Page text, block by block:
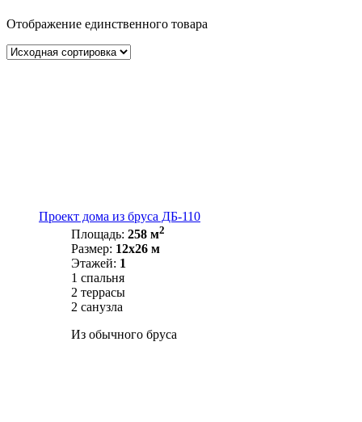
Отображение единственного товара
Проект дома из бруса ДБ-110
Площадь: 258 м2
Размер: 12х26 м
Этажей: 1
1 спальня
2 террасы
2 санузла
Из обычного бруса